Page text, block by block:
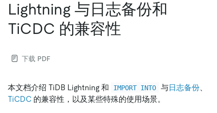
Lightning 与日志备份和
TiCDC 的兼容性
下载 PDF
本文档介绍 TiDB Lightning 和 IMPORT INTO 与日志备份、
TiCDC 的兼容性，以及某些特殊的使用场景。